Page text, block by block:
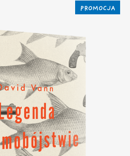
PROMOCJA